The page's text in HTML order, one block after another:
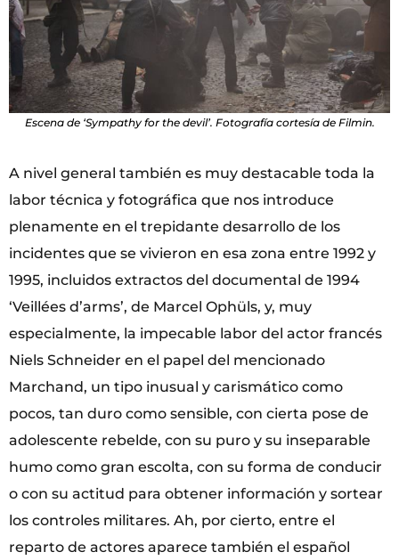
Escena de ‘Sympathy for the devil’. Fotografía cortesía de Filmin.
A nivel general también es muy destacable toda la
labor técnica y fotográfica que nos introduce
plenamente en el trepidante desarrollo de los
incidentes que se vivieron en esa zona entre 1992 y
1995, incluidos extractos del documental de 1994
‘Veillées d’arms’, de Marcel Ophüls, y, muy
especialmente, la impecable labor del actor francés
Niels Schneider en el papel del mencionado
Marchand, un tipo inusual y carismático como
pocos, tan duro como sensible, con cierta pose de
adolescente rebelde, con su puro y su inseparable
humo como gran escolta, con su forma de conducir
o con su actitud para obtener información y sortear
los controles militares. Ah, por cierto, entre el
reparto de actores aparece también el español